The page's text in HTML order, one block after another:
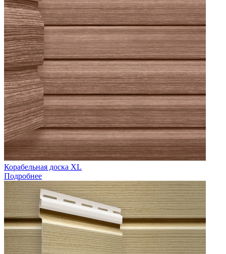
Корабельная доска XL
Подробнее